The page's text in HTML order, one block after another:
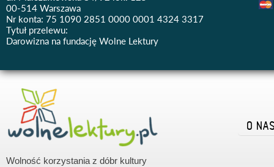
00-514 Warszawa
Nr konta: 75 1090 2851 0000 0001 4324 3317
Tytuł przelewu:
Darowizna na fundację Wolne Lektury
Wolność korzystania z dóbr kultury
O